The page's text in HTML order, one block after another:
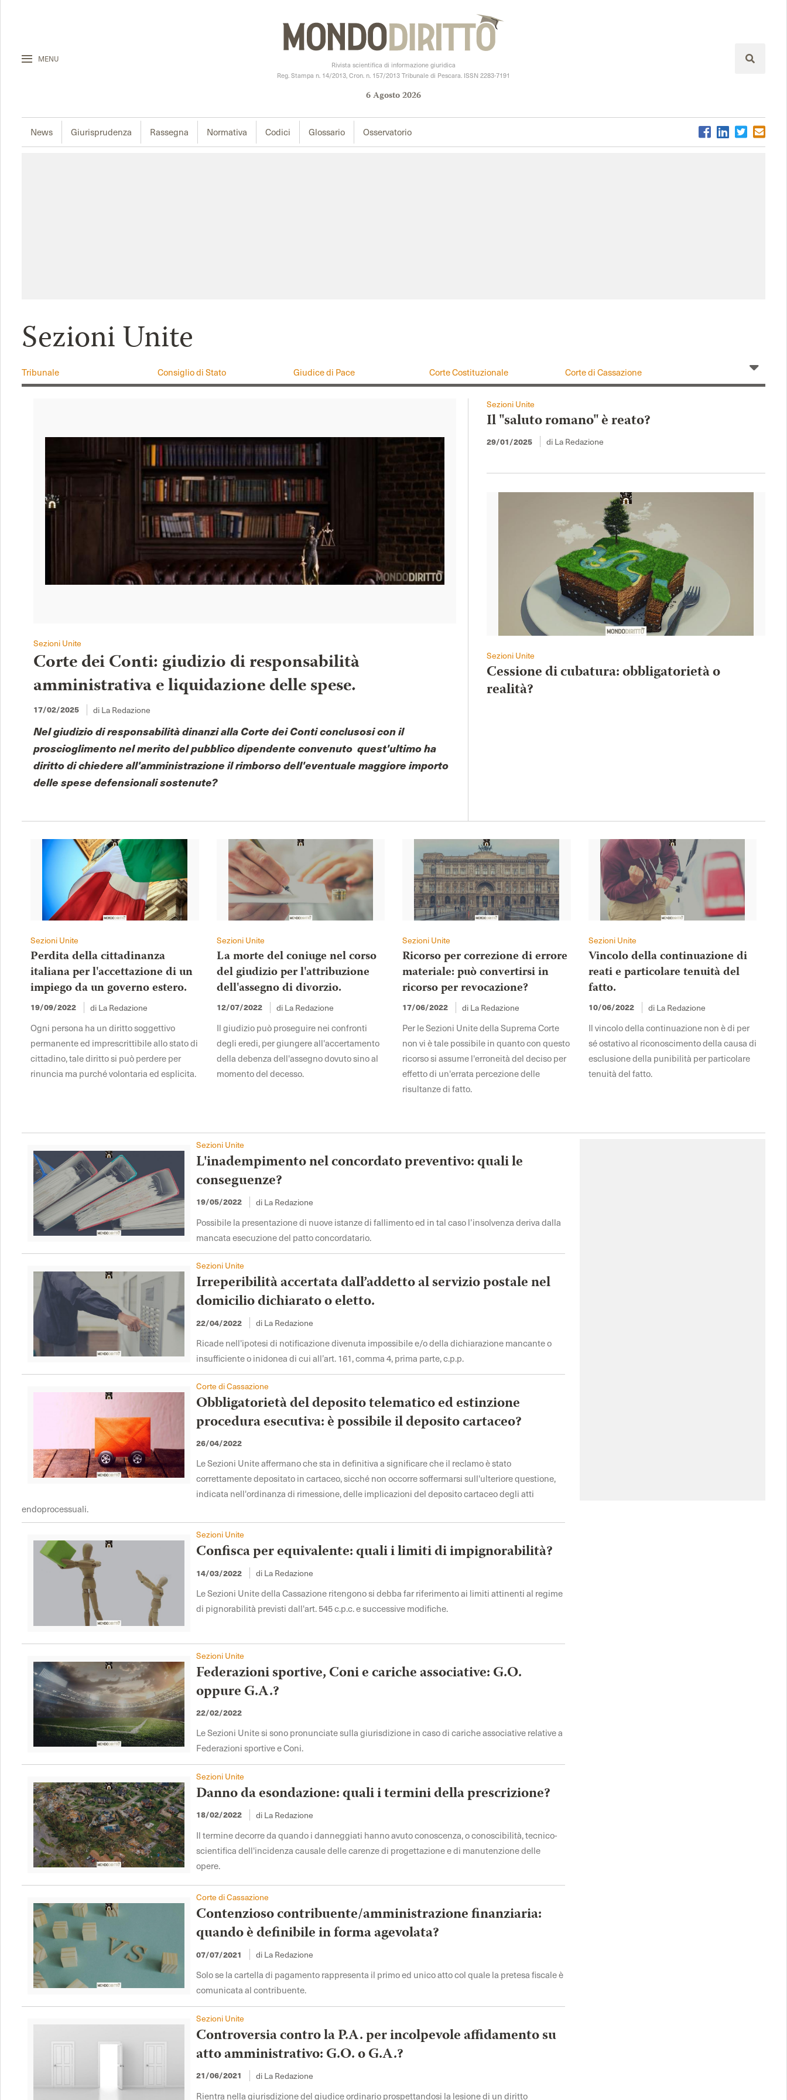
MENU
Rivista scientifica di informazione giuridica
Reg. Stampa n. 14/2013, Cron. n. 157/2013 Tribunale di Pescara. ISSN 2283-7191
6Agosto2026
News Giurisprudenza Rassegna Normativa Codici Glossario Osservatorio
Sezioni Unite
Tribunale Consiglio di Stato Giudice di Pace Corte Costituzionale
Corte di Cassazione
Corte di Giustizia
Sezioni Unite
Corte dei Conti: giudizio di responsabilità
amministrativa e liquidazione delle spese.
17/02/2025 di La Redazione
Nel giudizio di responsabilità dinanzi alla Corte dei Conti conclusosi con il
proscioglimento nel merito del pubblico dipendente convenuto quest'ultimo ha
diritto di chiedere all'amministrazione il rimborso dell'eventuale maggiore importo
delle spese defensionali sostenute?
Sezioni Unite
Il "saluto romano" è reato?
29/01/2025 di La Redazione
Sezioni Unite
Cessione di cubatura: obbligatorietà o
realità?
Sezioni Unite
Perdita della cittadinanza
italiana per l'accettazione di un
impiego da un governo estero.
19/09/2022 di La Redazione
Ogni persona ha un diritto soggettivo
permanente ed imprescrittibile allo stato di
cittadino, tale diritto si può perdere per
rinuncia ma purché volontaria ed esplicita.
Sezioni Unite
La morte del coniuge nel corso
del giudizio per l'attribuzione
dell'assegno di divorzio.
12/07/2022 di La Redazione
Il giudizio può proseguire nei confronti
degli eredi, per giungere all'accertamento
della debenza dell'assegno dovuto sino al
momento del decesso.
Sezioni Unite
Ricorso per correzione di errore
materiale: può convertirsi in
ricorso per revocazione?
17/06/2022 di La Redazione
Per le Sezioni Unite della Suprema Corte
non vi è tale possibile in quanto con questo
ricorso si assume l'erroneità del deciso per
effetto di un'errata percezione delle
risultanze di fatto.
Sezioni Unite
Vincolo della continuazione di
reati e particolare tenuità del
fatto.
10/06/2022 di La Redazione
Il vincolo della continuazione non è di per
sé ostativo al riconoscimento della causa di
esclusione della punibilità per particolare
tenuità del fatto.
Sezioni Unite
L'inadempimento nel concordato preventivo: quali le
conseguenze?
19/05/2022 di La Redazione
Possibile la presentazione di nuove istanze di fallimento ed in tal caso l’insolvenza deriva dalla
mancata esecuzione del patto concordatario.
Sezioni Unite
Irreperibilità accertata dall’addetto al servizio postale nel
domicilio dichiarato o eletto.
22/04/2022 di La Redazione
Ricade nell'ipotesi di notificazione divenuta impossibile e/o della dichiarazione mancante o
insufficiente o inidonea di cui all’art. 161, comma 4, prima parte, c.p.p.
Corte di Cassazione
Obbligatorietà del deposito telematico ed estinzione
procedura esecutiva: è possibile il deposito cartaceo?
26/04/2022
Le Sezioni Unite affermano che sta in definitiva a significare che il reclamo è stato
correttamente depositato in cartaceo, sicché non occorre soffermarsi sull'ulteriore questione,
indicata nell'ordinanza di rimessione, delle implicazioni del deposito cartaceo degli atti
endoprocessuali.
Sezioni Unite
Confisca per equivalente: quali i limiti di impignorabilità?
14/03/2022 di La Redazione
Le Sezioni Unite della Cassazione ritengono si debba far riferimento ai limiti attinenti al regime
di pignorabilità previsti dall'art. 545 c.p.c. e successive modifiche.
Sezioni Unite
Federazioni sportive, Coni e cariche associative: G.O.
oppure G.A.?
22/02/2022
Le Sezioni Unite si sono pronunciate sulla giurisdizione in caso di cariche associative relative a
Federazioni sportive e Coni.
Sezioni Unite
Danno da esondazione: quali i termini della prescrizione?
18/02/2022 di La Redazione
Il termine decorre da quando i danneggiati hanno avuto conoscenza, o conoscibilità, tecnico-
scientifica dell'incidenza causale delle carenze di progettazione e di manutenzione delle
opere.
Corte di Cassazione
Contenzioso contribuente/amministrazione finanziaria:
quando è definibile in forma agevolata?
07/07/2021 di La Redazione
Solo se la cartella di pagamento rappresenta il primo ed unico atto col quale la pretesa fiscale è
comunicata al contribuente.
Sezioni Unite
Controversia contro la P.A. per incolpevole affidamento su
atto amministrativo: G.O. o G.A.?
21/06/2021 di La Redazione
Rientra nella giurisdizione del giudice ordinario prospettandosi la lesione di un diritto